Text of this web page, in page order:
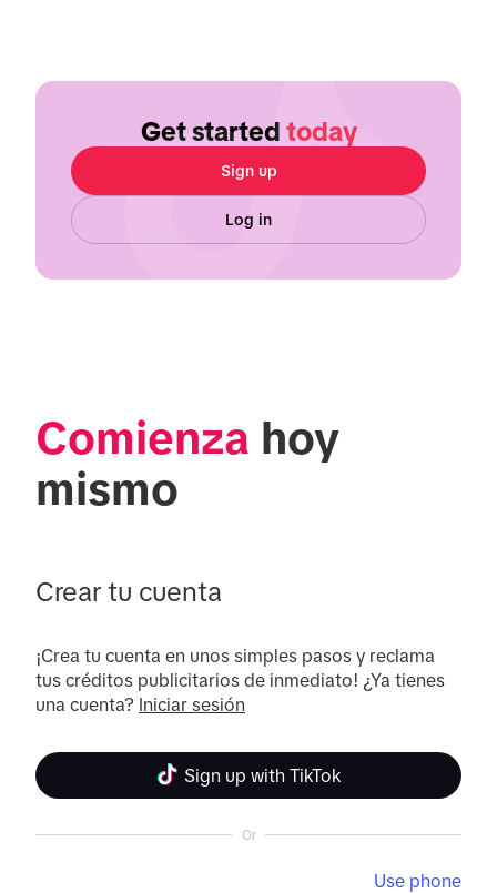
Get started today
Sign up
Log in
Comienza hoy
mismo
Crear tu cuenta
¡Crea tu cuenta en unos simples pasos y reclama
tus créditos publicitarios de inmediato! ¿Ya tienes
una cuenta? Iniciar sesión
Sign up with TikTok
Or
Use phone